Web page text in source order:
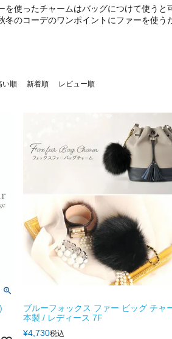
を使ったチャームはバッグにつけて使う
冬のコーデのワンポイントにファーを使う
い順 新着順 レビュー順
ブルーフォックス ファー ビッグ チャ
本製 / レディース 7F
¥4,730税込